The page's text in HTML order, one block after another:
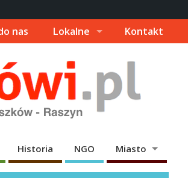
nas Lokalne Kontakt
Historia NGO Miasto